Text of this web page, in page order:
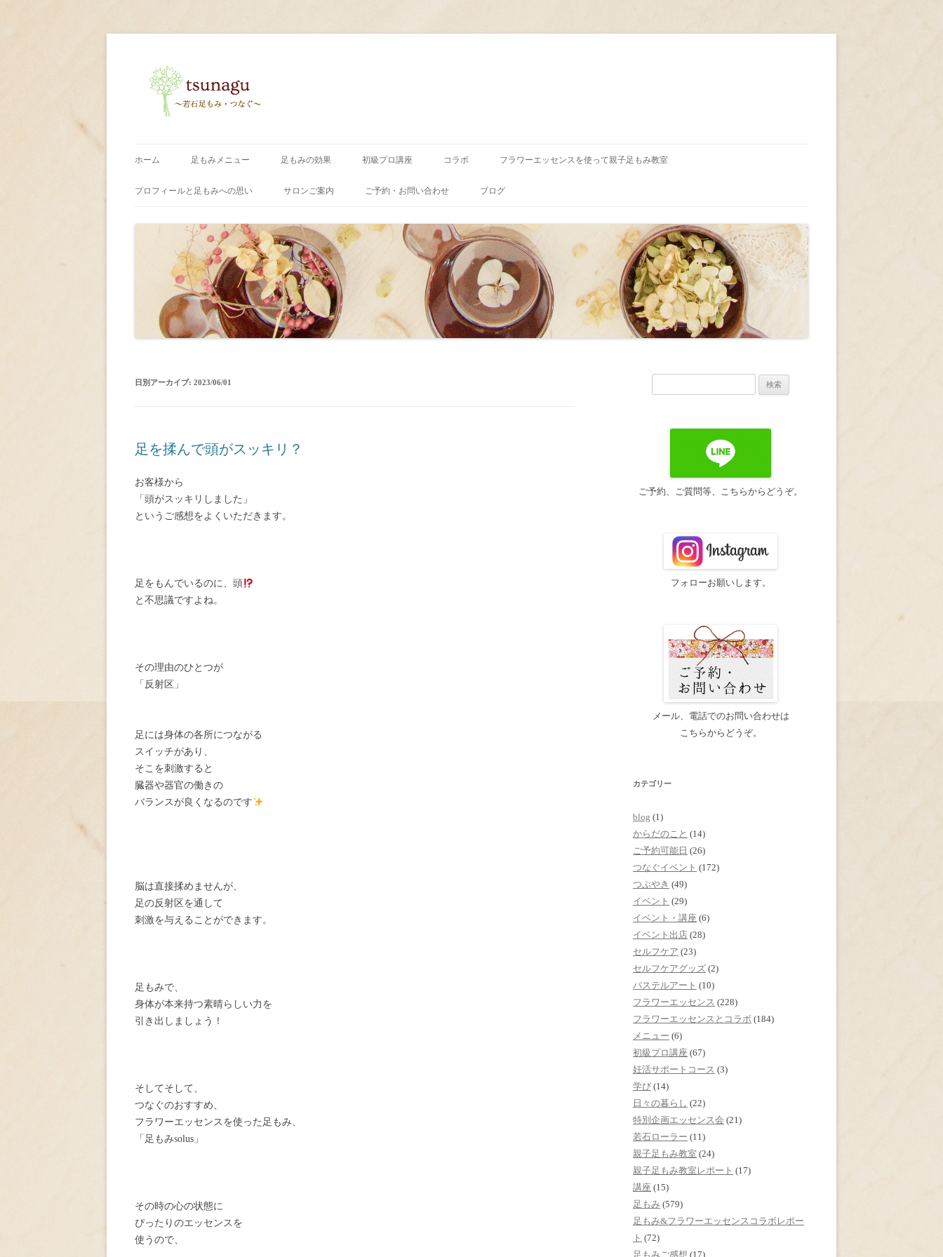
ツ
ッ
プ
ホーム 足もみメニュー 足もみの効果 初級プロ講座 コラボ フラワーエッセンスを使って親子足もみ教室
プロフィールと足もみへの思い サロンご案内 ご予約・お問い合わせ ブログ
日別アーカイブ: 2023/06/01
足を揉んで頭がスッキリ？
お客様から
「頭がスッキリしました」
というご感想をよくいただきます。
足をもんでいるのに、頭
と不思議ですよね。
その理由のひとつが
「反射区」
足には身体の各所につながる
スイッチがあり、
そこを刺激すると
臓器や器官の働きの
バランスが良くなるのです
脳は直接揉めませんが、
足の反射区を通して
刺激を与えることができます。
足もみで、
身体が本来持つ素晴らしい力を
引き出しましょう！
そしてそして、
つなぐのおすすめ、
フラワーエッセンスを使った足もみ、
「足もみsolus」
その時の心の状態に
ぴったりのエッセンスを
使うので、
ご予約、ご質問等、こちらからどうぞ。
フォローお願いします。
メール、電話でのお問い合わせは
こちらからどうぞ。
カテゴリー
blog (1)
からだのこと (14)
ご予約可能日 (26)
つなぐイベント (172)
つぶやき (49)
イベント (29)
イベント・講座 (6)
イベント出店 (28)
セルフケア (23)
セルフケアグッズ (2)
パステルアート (10)
フラワーエッセンス (228)
フラワーエッセンスとコラボ (184)
メニュー (6)
初級プロ講座 (67)
妊活サポートコース (3)
学び (14)
日々の暮らし (22)
特別企画エッセンス会 (21)
若石ローラー (11)
親子足もみ教室 (24)
親子足もみ教室レポート (17)
講座 (15)
足もみ (579)
足もみ&フラワーエッセンスコラボレポー
ト (72)
足もみご感想 (17)